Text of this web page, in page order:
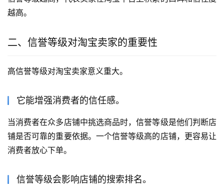
越高。
二、信誉等级对淘宝卖家的重要性
高信誉等级对淘宝卖家意义重大。
它能增强消费者的信任感。
当消费者在众多店铺中挑选商品时，信誉等级是他们判断店
铺是否可靠的重要依据。一个信誉等级高的店铺，更容易让
消费者放心下单。
信誉等级会影响店铺的搜索排名。